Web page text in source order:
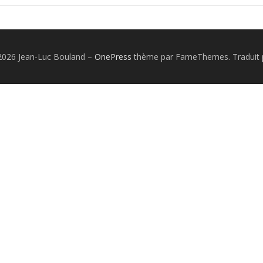
Jean-Luc Bouland – OnePress thème par FameThemes. Traduit